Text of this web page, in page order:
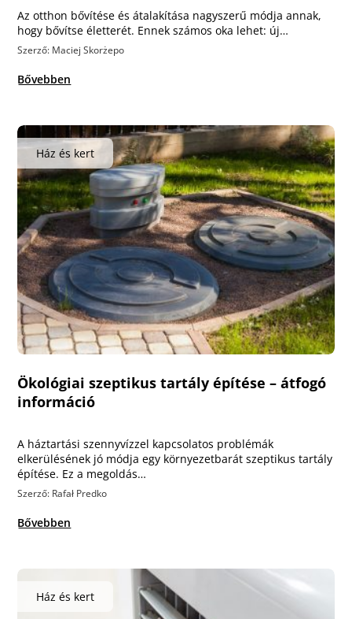
Az otthon bővítése és átalakítása nagyszerű módja annak,
hogy bővítse életterét. Ennek számos oka lehet: új…
Szerző: Maciej Skorżepo
Bővebben
Ház és kert
Ökológiai szeptikus tartály építése – átfogó
információ
A háztartási szennyvízzel kapcsolatos problémák
elkerülésének jó módja egy környezetbarát szeptikus tartály
építése. Ez a megoldás…
Szerző: Rafał Predko
Bővebben
Ház és kert